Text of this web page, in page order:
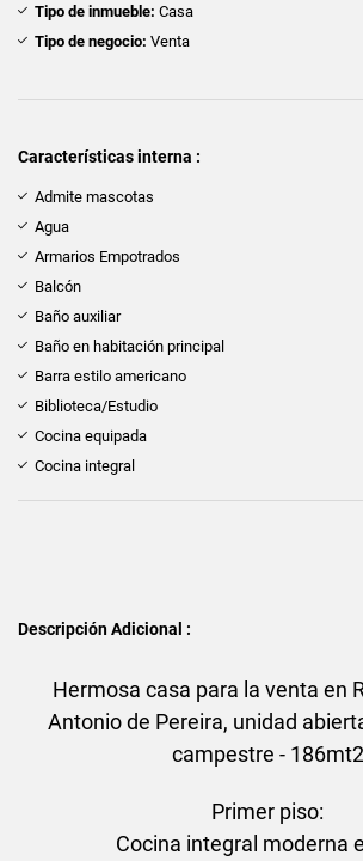
Tipo de inmueble: Casa
Tipo de negocio: Venta
Características interna :
Admite mascotas
Agua
Armarios Empotrados
Balcón
Baño auxiliar
Baño en habitación principal
Barra estilo americano
Biblioteca/Estudio
Cocina equipada
Cocina integral
Descripción Adicional :
Hermosa casa para la venta en
Antonio de Pereira, unidad
campestre - 186mt2
Primer piso:
Cocina integral moderna